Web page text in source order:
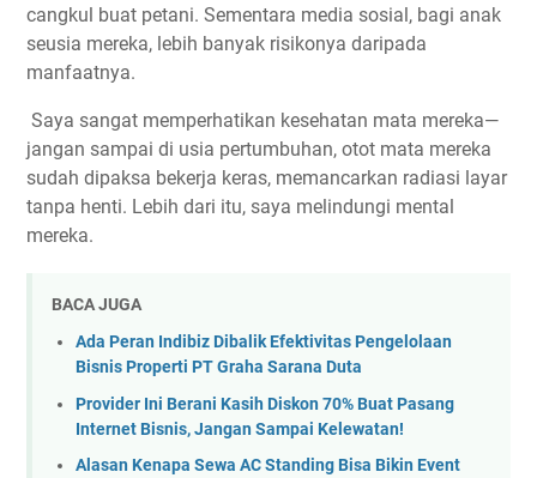
cangkul buat petani. Sementara media sosial, bagi anak
seusia mereka, lebih banyak risikonya daripada
manfaatnya.
Saya sangat memperhatikan kesehatan mata mereka—
jangan sampai di usia pertumbuhan, otot mata mereka
sudah dipaksa bekerja keras, memancarkan radiasi layar
tanpa henti. Lebih dari itu, saya melindungi mental
mereka.
BACA JUGA
Ada Peran Indibiz Dibalik Efektivitas Pengelolaan
Bisnis Properti PT Graha Sarana Duta
Provider Ini Berani Kasih Diskon 70% Buat Pasang
Internet Bisnis, Jangan Sampai Kelewatan!
Alasan Kenapa Sewa AC Standing Bisa Bikin Event